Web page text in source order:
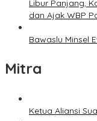
Libur Panjang,
dan Ajak WBP
Bawaslu Minsel
Mitra
Ketua Aliansi